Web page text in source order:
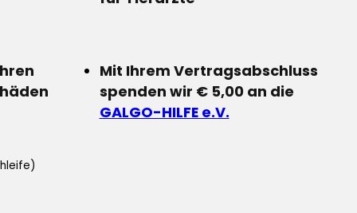
Mit Ihrem Vertragsabschluss
spenden wir € 5,00 an die
GALGO-HILFE e.V.